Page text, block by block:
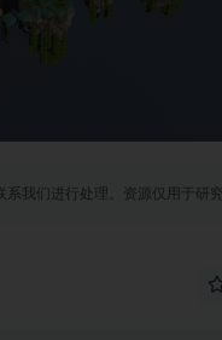
我们进行处理。资源仅用于研